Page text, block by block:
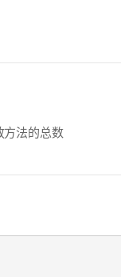
法的总数